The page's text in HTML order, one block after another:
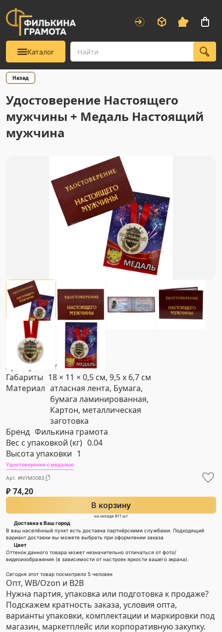
Каталог
Назад
Удостоверение Настоящего
мужчины + Медаль Настоящий
мужчина
Артикул
#NYM0083
Габариты 18 × 11 × 0,5 см, 9,5 х 6,7 см
Материал атласная лента, Бумага,
бумага ламинированная,
Картон, металлическая
заготовка
Бренд Филькина грамота
Вес с упаковкой (кг) 0.04
Высота упаковки 1
Удостоверения с медалью
Арт. #NYM0083
₽74,20
В корзину
на складе 811 шт
Доставка в Ваш город
В ваш населённый пункт есть доставка партнёрскими службами. Подходящий
вариант доставки вы можете выбрать при оформлении заказа
Цвет
Оттенок данного товара может незначительно отличаться от фото/
видеоизображения (в зависимости от настроек яркости вашего экрана).
Сегодня этот товар посмотрело 5 человек
Опт, WB/Ozon и B2B
Нужна партия, упаковка или подготовка к продаже?
Подскажем кратность заказа, условия опта,
варианты упаковки, комплектации и маркировки под
магазин, маркетплейс или корпоративную закупку.